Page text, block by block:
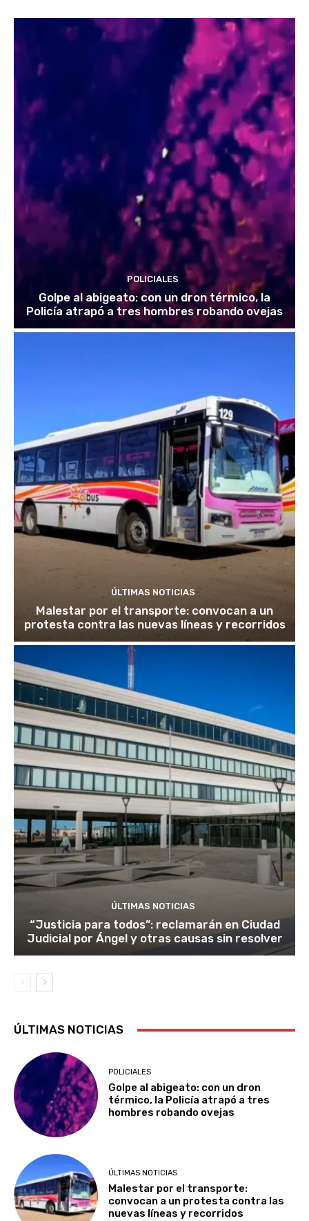
POLICIALES
Golpe al abigeato: con un dron térmico, la
Policía atrapó a tres hombres robando ovejas
ÚLTIMAS NOTICIAS
Malestar por el transporte: convocan a un
protesta contra las nuevas líneas y recorridos
ÚLTIMAS NOTICIAS
“Justicia para todos”: reclamarán en Ciudad
Judicial por Ángel y otras causas sin resolver
ÚLTIMAS NOTICIAS
POLICIALES
Golpe al abigeato: con un dron
térmico, la Policía atrapó a tres
hombres robando ovejas
ÚLTIMAS NOTICIAS
Malestar por el transporte:
convocan a un protesta contra las
nuevas líneas y recorridos